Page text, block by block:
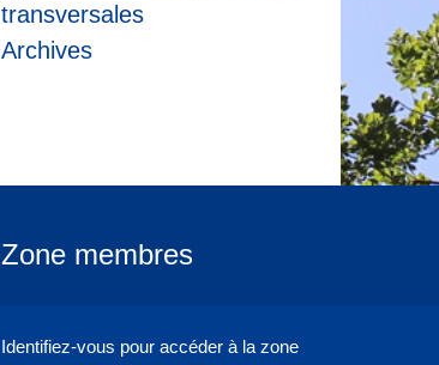
transversales
Archives
Zone membres
Identifiez-vous pour accéder à la zone